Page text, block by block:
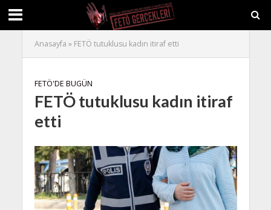
Anasayfa » FETÖ tutuklusu kadın itiraf etti
FETÖ'DE BUGÜN
FETÖ tutuklusu kadın itiraf
etti